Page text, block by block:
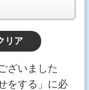
ざいました
をする」に必